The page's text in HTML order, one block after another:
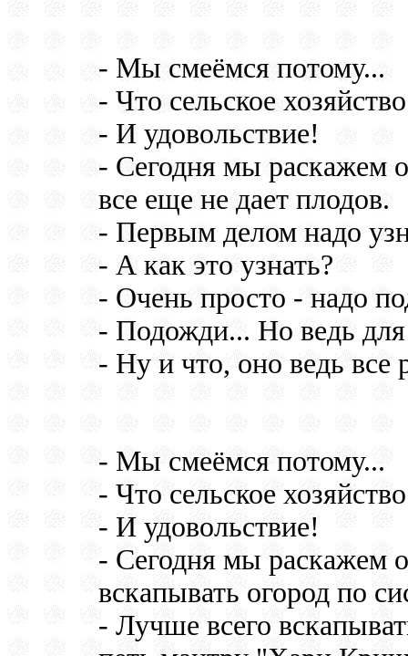
- Мы смеёмся потому...
- Что сельское
- И удовольствие!
- Сегодня мы раскажем
все еще не дает плодов.
- Первым делом надо
- А как это узнать?
- Очень просто - надо
- Подожди... Но ведь для
- Ну и что, оно ведь все
- Мы смеёмся потому...
- Что сельское
- И удовольствие!
- Сегодня мы раскажем
вскапывать огород по
- Лучше всего